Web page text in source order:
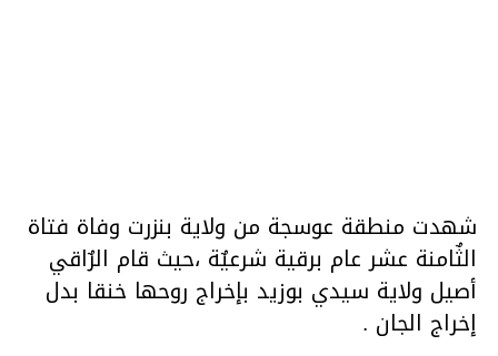
شهدت منطقة عوسجة من ولاية بنزرت وفاة فتاة
الثٌامنة عشر عام برقية شرعيٌة ،حيث قام الرٌاقي
أصيل ولاية سيدي بوزيد بإخراج روحها خنقا بدل
إخراج الجان .